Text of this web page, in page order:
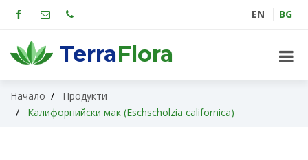
EN BG
TerraFlora
Начало
Продукти
Калифорнийски мак (Eschscholzia californica)